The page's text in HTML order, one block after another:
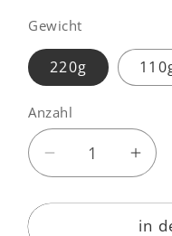
Gewicht
220g
Anzahl
Anzahl
Verringere
die
Menge
die
für
in